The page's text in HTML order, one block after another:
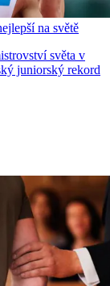
na světě
světa v
juniorský rekord